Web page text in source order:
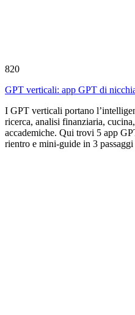
820
GPT verticali: app GPT di
I GPT verticali portano
ricerca, analisi finanziaria,
accademiche. Qui trovi 5 app
rientro e mini-guide in 3